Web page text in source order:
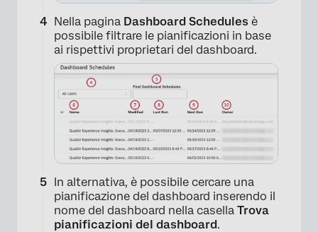
Nella pagina Dashboard Schedules è
possibile filtrare le pianificazioni in base
ai rispettivi proprietari del dashboard.
In alternativa, è possibile cercare una
pianificazione del dashboard inserendo il
nome del dashboard nella casella Trova
pianificazioni del dashboard.